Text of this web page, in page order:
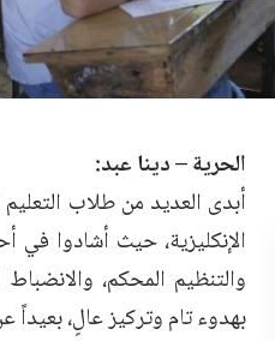
الحرية – دينا عبد:
أبدى العديد من طلاب
الإنكليزية، حيث أشادوا في
والتنظيم المحكم،
بهدوء تام وتركيز عالٍ،